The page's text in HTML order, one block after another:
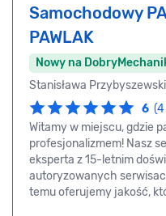
Samochodowy
PAWLAK
Nowy na
Stanisława
6 (4
Witamy w miejscu, gdzie
profesjonalizmem! Nasz
eksperta z 15-letnim
autoryzowanych
temu oferujemy jakość,